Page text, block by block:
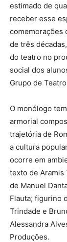
estimado de
receber esse
comemorações
de três
do teatro no
social dos
Grupo de
O monólogo
armorial
trajetória de
a cultura
ocorre em
texto de Aramis
de Manuel
Flauta; figurino
Trindade e
Alessandra
Produções.